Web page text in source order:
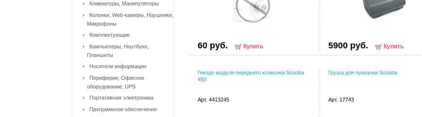
60 руб. Купить 5900 руб. Купить
Гнездо модуля переднего колесика Scooba
450
Арт. 4413245
Груша для прокачки Scooba
Арт. 17743
Клавиатуры, Манипуляторы
Колонки, Web-камеры, Наушники,
Микрофоны
Комплектующие
Компьютеры, Ноутбуки,
Планшеты
Носители информации
Периферия, Офисное
оборудование, UPS
Портативная электроника
Программное обеспечение